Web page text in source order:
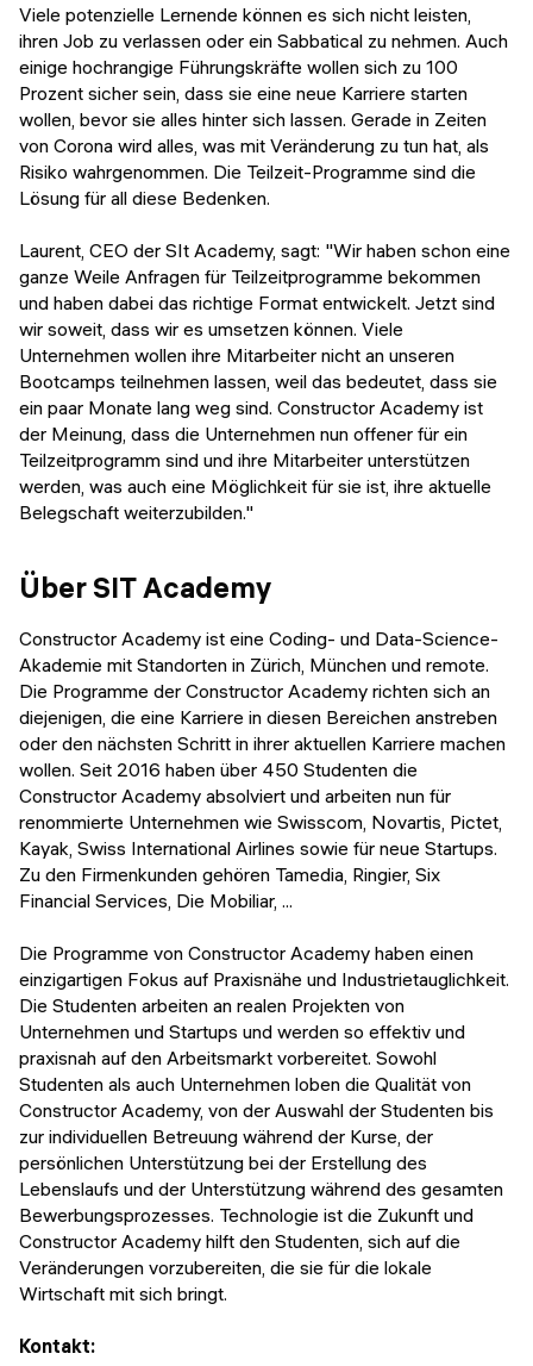
Viele potenzielle Lernende können es sich nicht leisten,
ihren Job zu verlassen oder ein Sabbatical zu nehmen. Auch
einige hochrangige Führungskräfte wollen sich zu 100
Prozent sicher sein, dass sie eine neue Karriere starten
wollen, bevor sie alles hinter sich lassen. Gerade in Zeiten
von Corona wird alles, was mit Veränderung zu tun hat, als
Risiko wahrgenommen. Die Teilzeit-Programme sind die
Lösung für all diese Bedenken.
Laurent, CEO der SIt Academy, sagt: "Wir haben schon eine
ganze Weile Anfragen für Teilzeitprogramme bekommen
und haben dabei das richtige Format entwickelt. Jetzt sind
wir soweit, dass wir es umsetzen können. Viele
Unternehmen wollen ihre Mitarbeiter nicht an unseren
Bootcamps teilnehmen lassen, weil das bedeutet, dass sie
ein paar Monate lang weg sind. Constructor Academy​​​​​​​ ist
der Meinung, dass die Unternehmen nun offener für ein
Teilzeitprogramm sind und ihre Mitarbeiter unterstützen
werden, was auch eine Möglichkeit für sie ist, ihre aktuelle
Belegschaft weiterzubilden."
Über SIT Academy
Constructor Academy​​​​​​​ ist eine Coding- und Data-Science-
Akademie mit Standorten in Zürich, München und remote.
Die Programme der Constructor Academy​​​​​​​ richten sich an
diejenigen, die eine Karriere in diesen Bereichen anstreben
oder den nächsten Schritt in ihrer aktuellen Karriere machen
wollen. Seit 2016 haben über 450 Studenten die
Constructor Academy​​​​​​​ absolviert und arbeiten nun für
renommierte Unternehmen wie Swisscom, Novartis, Pictet,
Kayak, Swiss International Airlines sowie für neue Startups.
Zu den Firmenkunden gehören Tamedia, Ringier, Six
Financial Services, Die Mobiliar, ...
Die Programme von Constructor Academy​​​​​​​ haben einen
einzigartigen Fokus auf Praxisnähe und Industrietauglichkeit.
Die Studenten arbeiten an realen Projekten von
Unternehmen und Startups und werden so effektiv und
praxisnah auf den Arbeitsmarkt vorbereitet. Sowohl
Studenten als auch Unternehmen loben die Qualität von
Constructor Academy​​​​​​​, von der Auswahl der Studenten bis
zur individuellen Betreuung während der Kurse, der
persönlichen Unterstützung bei der Erstellung des
Lebenslaufs und der Unterstützung während des gesamten
Bewerbungsprozesses. Technologie ist die Zukunft und
Constructor Academy​​​​​​​ hilft den Studenten, sich auf die
Veränderungen vorzubereiten, die sie für die lokale
Wirtschaft mit sich bringt.
Kontakt: